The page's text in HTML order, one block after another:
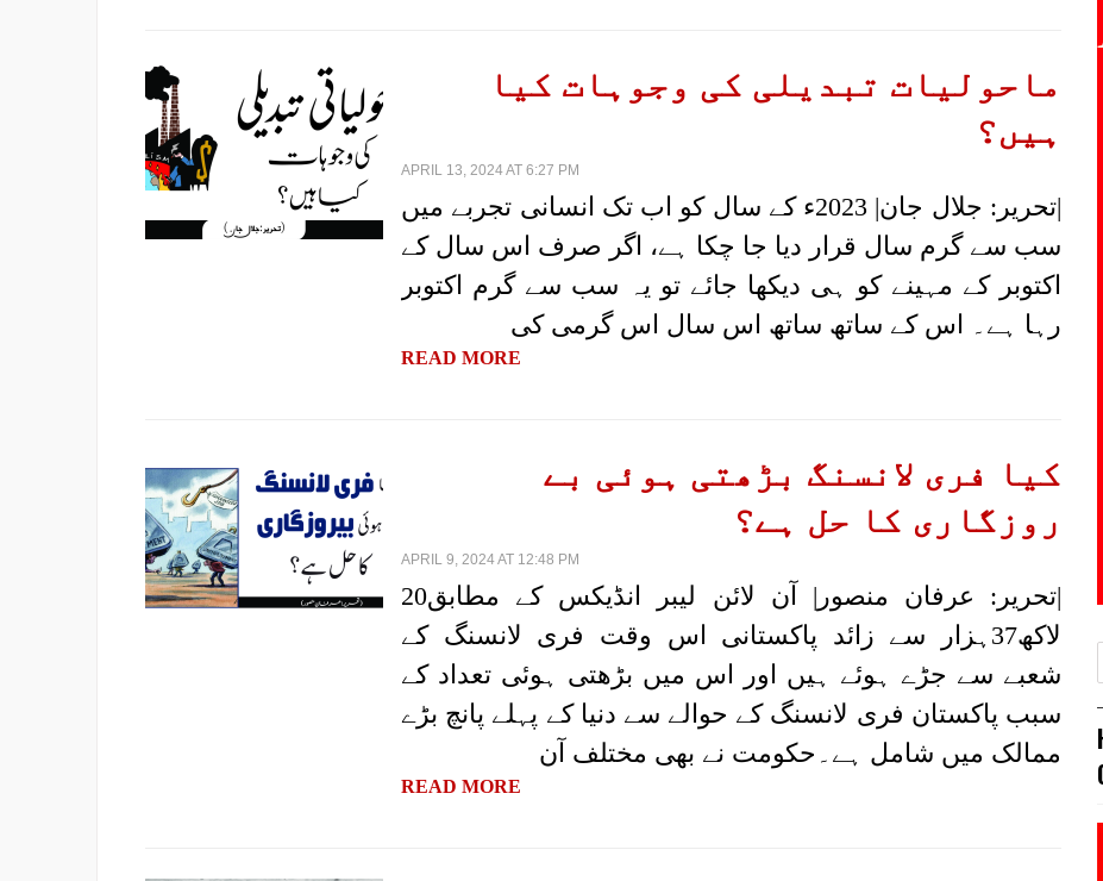
ماحولیات تبدیلی کی وجوہات کیا
ہیں؟
APRIL 13, 2024 AT 6:27 PM
|تحریر: جلال جان| 2023ء کے سال کو اب تک انسانی تجربے میں
سب سے گرم سال قرار دیا جا چکا ہے، اگر صرف اس سال کے
اکتوبر کے مہینے کو ہی دیکھا جائے تو یہ سب سے گرم اکتوبر
رہا ہے۔ اس کے ساتھ ساتھ اس سال اس گرمی کی
READ MORE
کیا فری لانسنگ بڑھتی ہوئی بے
روزگاری کا حل ہے؟
APRIL 9, 2024 AT 12:48 PM
|تحریر: عرفان منصور| آن لائن لیبر انڈیکس کے مطابق20
لاکھ37ہزار سے زائد پاکستانی اس وقت فری لانسنگ کے
شعبے سے جڑے ہوئے ہیں اور اس میں بڑھتی ہوئی تعداد کے
سبب پاکستان فری لانسنگ کے حوالے سے دنیا کے پہلے پانچ بڑے
ممالک میں شامل ہے۔حکومت نے بھی مختلف آن
READ MORE